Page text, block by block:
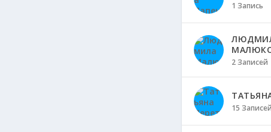
1 Запись
2 Записей
15 Записей